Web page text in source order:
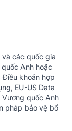
và các quốc gia
Anh hoặc
khoản hợp
EU-US Data
Vương quốc Anh
pháp bảo vệ bổ